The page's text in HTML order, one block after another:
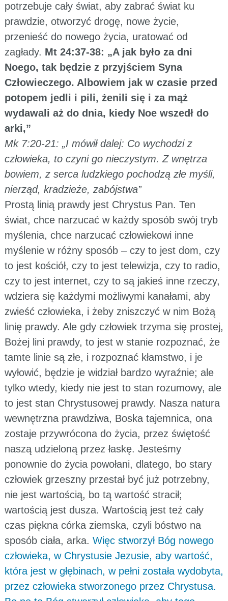
potrzebuje cały świat, aby zabrać świat ku
prawdzie, otworzyć drogę, nowe życie,
przenieść do nowego życia, uratować od
zagłady. Mt 24:37-38: „A jak było za dni
Noego, tak będzie z przyjściem Syna
Człowieczego. Albowiem jak w czasie przed
potopem jedli i pili, żenili się i za mąż
wydawali aż do dnia, kiedy Noe wszedł do
arki,”
Mk 7:20-21: „I mówił dalej: Co wychodzi z
człowieka, to czyni go nieczystym. Z wnętrza
bowiem, z serca ludzkiego pochodzą złe myśli,
nierząd, kradzieże, zabójstwa”
Prostą linią prawdy jest Chrystus Pan. Ten
świat, chce narzucać w każdy sposób swój tryb
myślenia, chce narzucać człowiekowi inne
myślenie w różny sposób – czy to jest dom, czy
to jest kościół, czy to jest telewizja, czy to radio,
czy to jest internet, czy to są jakieś inne rzeczy,
wdziera się każdymi możliwymi kanałami, aby
zwieść człowieka, i żeby zniszczyć w nim Bożą
linię prawdy. Ale gdy człowiek trzyma się prostej,
Bożej lini prawdy, to jest w stanie rozpoznać, że
tamte linie są złe, i rozpoznać kłamstwo, i je
wyłowić, będzie je widział bardzo wyraźnie; ale
tylko wtedy, kiedy nie jest to stan rozumowy, ale
to jest stan Chrystusowej prawdy. Nasza natura
wewnętrzna prawdziwa, Boska tajemnica, ona
zostaje przywrócona do życia, przez świętość
naszą udzieloną przez łaskę. Jesteśmy
ponownie do życia powołani, dlatego, bo stary
człowiek grzeszny przestał być już potrzebny,
nie jest wartością, bo tą wartość stracił;
wartością jest dusza. Wartością jest też cały
czas piękna córka ziemska, czyli bóstwo na
sposób ciała, arka. Więc stworzył Bóg nowego
człowieka, w Chrystusie Jezusie, aby wartość,
która jest w głębinach, w pełni została wydobyta,
przez człowieka stworzonego przez Chrystusa.